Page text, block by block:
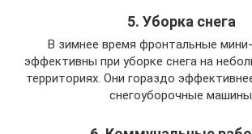
5. Уборка снега
В зимнее время фронтальные мини-
эффективны при уборке снега на
территориях. Они гораздо
снегоуборочные